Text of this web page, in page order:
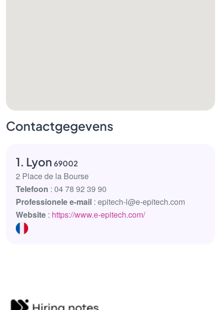
Contactgegevens
1. Lyon 69002
2 Place de la Bourse
Telefoon : 04 78 92 39 90
Professionele e-mail : epitech-l@e-epitech.com
Website : https://www.e-epitech.com/